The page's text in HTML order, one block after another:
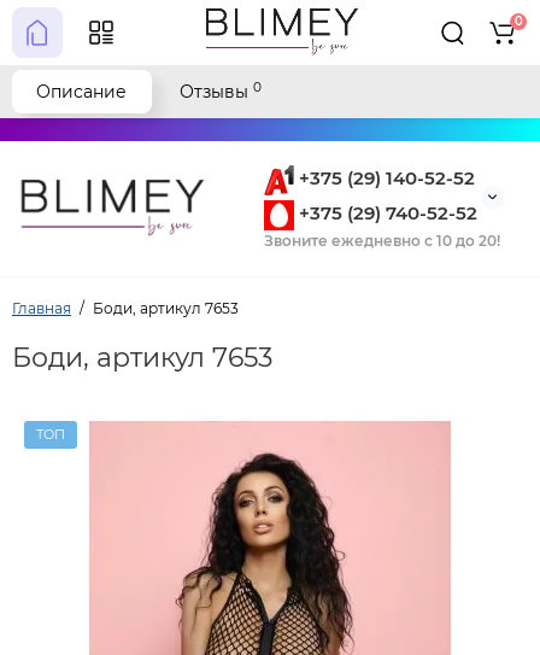
+375 (29) 140-52-52
+375 (29) 740-52-52
Звоните ежедневно с 10 до 20!
0
Главная Боди, артикул 7653
Боди, артикул 7653
ТОП
Описание Отзывы 0